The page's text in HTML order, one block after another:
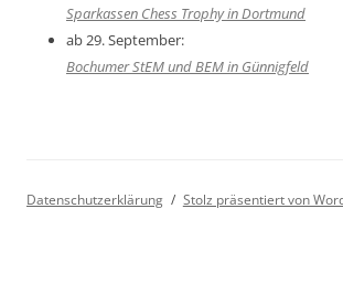
Sparkassen Chess Trophy in Dortmund
ab 29. September:
Bochumer StEM und BEM in Günnigfeld
Datenschutzerklärung Stolz präsentiert von